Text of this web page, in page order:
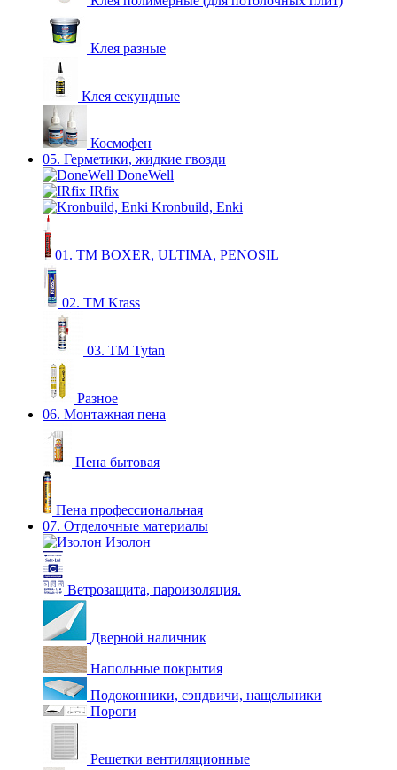
Клея разные
Клея секундные
Космофен
05. Герметики, жидкие гвозди
DoneWell
IRfix
Kronbuild, Enki
01. ТМ BOXER, ULTIMA, PENOSIL
02. ТМ Krass
03. ТМ Tytan
Разное
06. Монтажная пена
Пена бытовая
Пена профессиональная
07. Отделочные материалы
Изолон
Ветрозащита, пароизоляция.
Дверной наличник
Напольные покрытия
Подоконники, сэндвичи, нащельники
Пороги
Решетки вентиляционные